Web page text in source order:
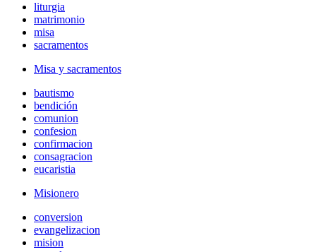
liturgia
matrimonio
misa
sacramentos
Misa y sacramentos
bautismo
bendición
comunion
confesion
confirmacion
consagracion
eucaristia
Misionero
conversion
evangelizacion
mision